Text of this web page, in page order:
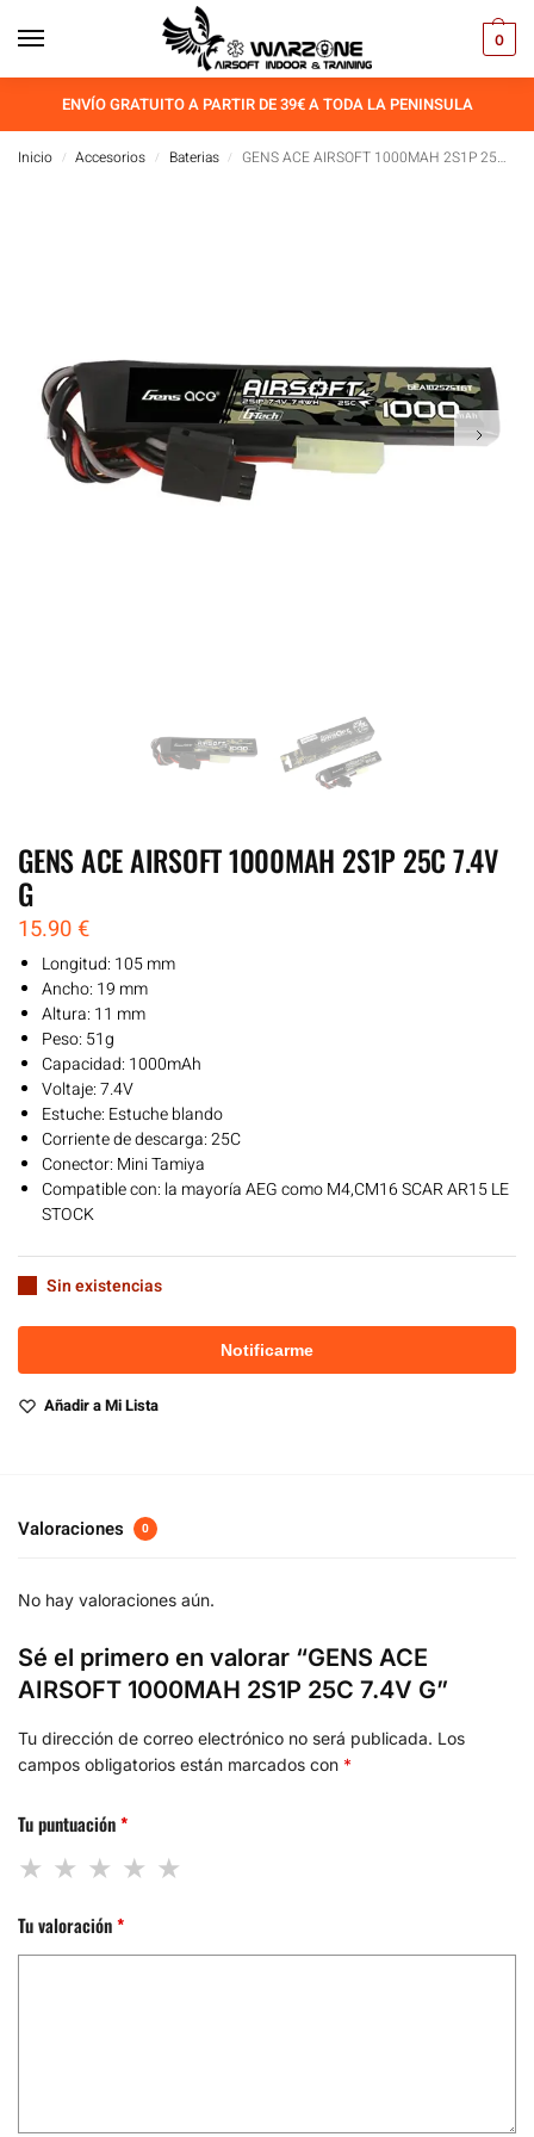
0
ENVÍO GRATUITO A PARTIR DE 39€ A TODA LA PENINSULA
Inicio / Accesorios / Baterias / GENS ACE AIRSOFT 1000MAH 2S1P 25C 7.4V G
GENS ACE AIRSOFT 1000MAH 2S1P 25C 7.4V
G
15.90€
Longitud: 105 mm
Ancho: 19 mm
Altura: 11 mm
Peso: 51g
Capacidad: 1000mAh
Voltaje: 7.4V
Estuche: Estuche blando
Corriente de descarga: 25C
Conector: Mini Tamiya
Compatible con: la mayoría AEG como M4,CM16 SCAR AR15 LE
STOCK
Sin existencias
Añadir a Mi Lista
Valoraciones 0
No hay valoraciones aún.
Sé el primero en valorar “GENS ACE
AIRSOFT 1000MAH 2S1P 25C 7.4V G”
Tu dirección de correo electrónico no será publicada. Los
campos obligatorios están marcados con *
Tu puntuación*
Tu valoración*